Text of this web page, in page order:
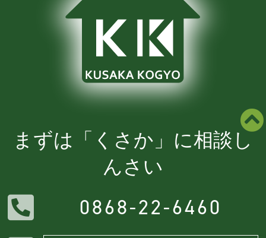
まずは「くさか」に相談し
んさい
0868-22-6460